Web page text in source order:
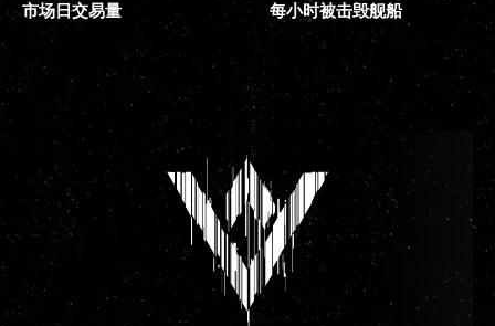
市场日交易量 每小时被击毁舰船